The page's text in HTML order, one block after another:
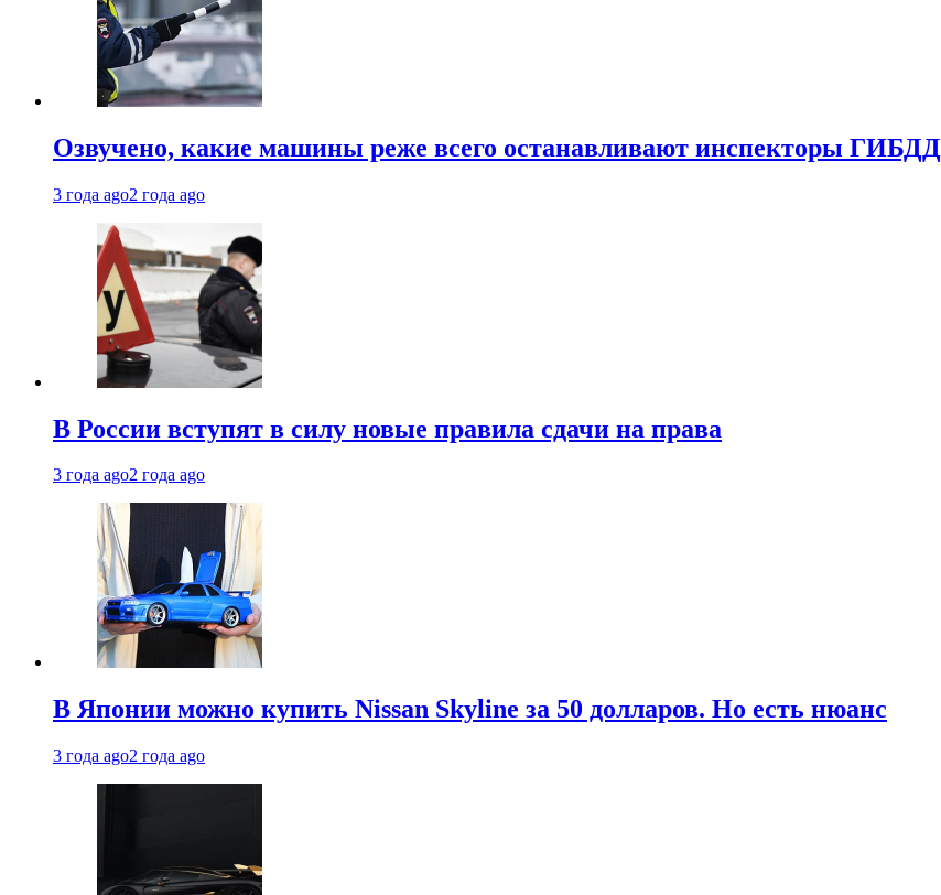
Озвучено, какие машины реже всего останавливают инспекторы ГИБДД
3 года ago2 года ago
В России вступят в силу новые правила сдачи на права
3 года ago2 года ago
В Японии можно купить Nissan Skyline за 50 долларов. Но есть нюанс
3 года ago2 года ago